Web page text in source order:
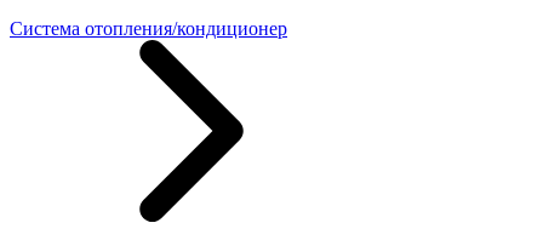
Система отопления/кондиционер